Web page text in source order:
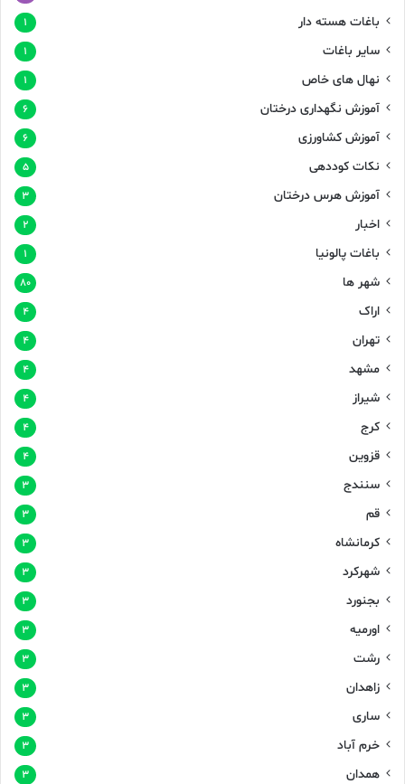
باغات هسته دار ۱
سایر باغات ۱
نهال های خاص ۱
آموزش نگهداری درختان ۶
آموزش کشاورزی ۶
نکات کوددهی ۵
آموزش هرس درختان ۳
اخبار ۲
باغات پالونیا ۱
شهر ها ۸۰
اراک ۴
تهران ۴
مشهد ۴
شیراز ۴
کرج ۴
قزوین ۴
سنندج ۳
قم ۳
کرمانشاه ۳
شهرکرد ۳
بجنورد ۳
اورمیه ۳
رشت ۳
زاهدان ۳
ساری ۳
خرم آباد ۳
همدان ۳